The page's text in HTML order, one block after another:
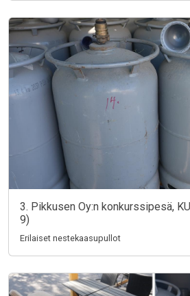
3. Pikkusen Oy:n konkurssipesä,
9)
Erilaiset nestekaasupullot